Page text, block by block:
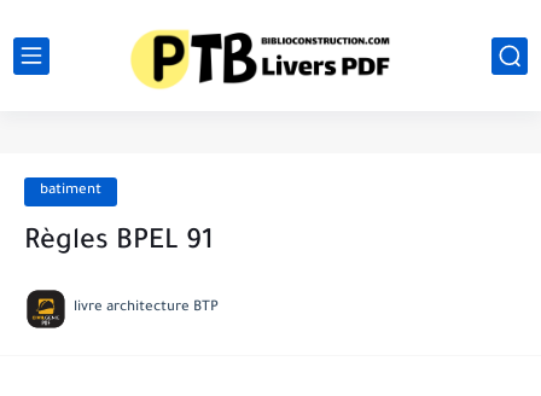
batiment
Règles BPEL 91
livre architecture BTP